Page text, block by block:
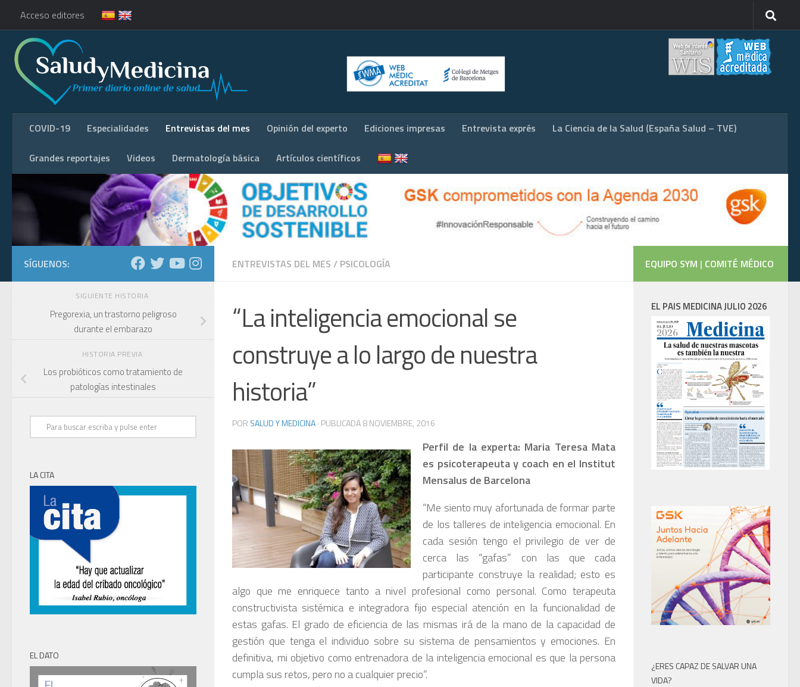
Acceso editores
COVID-19 Especialidades Entrevistas del mes Opinión del experto Ediciones impresas Entrevista exprés La Ciencia de la Salud (España Salud – TVE)
Grandes reportajes Videos Dermatología básica Artículos científicos
ENTREVISTAS DEL MES / PSICOLOGÍA
“La inteligencia emocional se
construye a lo largo de nuestra
historia”
POR SALUD Y MEDICINA· PUBLICADA8 NOVIEMBRE, 2016
Perfil de la experta: Maria Teresa Mata
es psicoterapeuta y coach en el Institut
Mensalus de Barcelona
“Me siento muy afortunada de formar parte
de los talleres de inteligencia emocional. En
cada sesión tengo el privilegio de ver de
cerca las “gafas” con las que cada
participante construye la realidad; esto es
algo que me enriquece tanto a nivel profesional como personal. Como terapeuta
constructivista sistémica e integradora fijo especial atención en la funcionalidad de
estas gafas. El grado de eficiencia de las mismas irá de la mano de la capacidad de
gestión que tenga el individuo sobre su sistema de pensamientos y emociones. En
definitiva, mi objetivo como entrenadora de la inteligencia emocional es que la persona
cumpla sus retos, pero no a cualquier precio”.
SÍGUENOS:
SIGUIENTE HISTORIA
Pregorexia, un trastorno peligroso
durante el embarazo
HISTORIA PREVIA
Los probióticos como tratamiento de
patologías intestinales
LA CITA
EL DATO
EQUIPO SYM | COMITÉ MÉDICO
EL PAIS MEDICINA JULIO 2026
¿ERES CAPAZ DE SALVAR UNA
VIDA?